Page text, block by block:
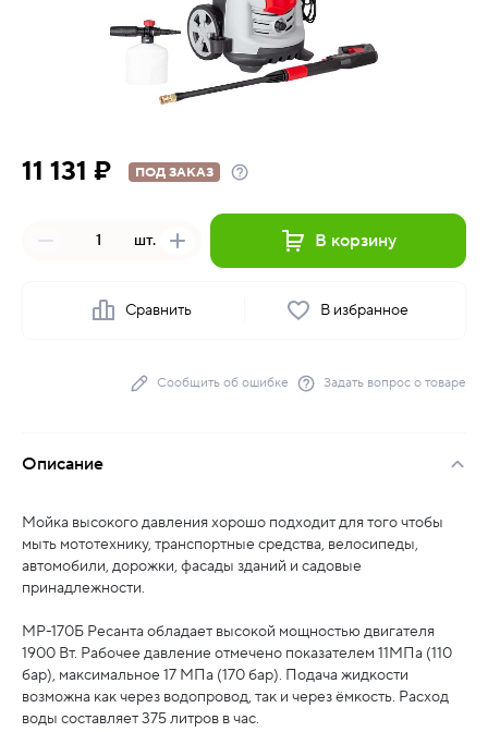
11 131 ₽ ПОД ЗАКАЗ
шт. В корзину
Сравнить В избранное
Сообщить об ошибке Задать вопрос о товаре
Описание
Мойка высокого давления хорошо подходит для того чтобы
мыть мототехнику, транспортные средства, велосипеды,
автомобили, дорожки, фасады зданий и садовые
принадлежности.
МР-170Б Ресанта обладает высокой мощностью двигателя
1900 Вт. Рабочее давление отмечено показателем 11МПа (110
бар), максимальное 17 МПа (170 бар). Подача жидкости
возможна как через водопровод, так и через ёмкость. Расход
воды составляет 375 литров в час.